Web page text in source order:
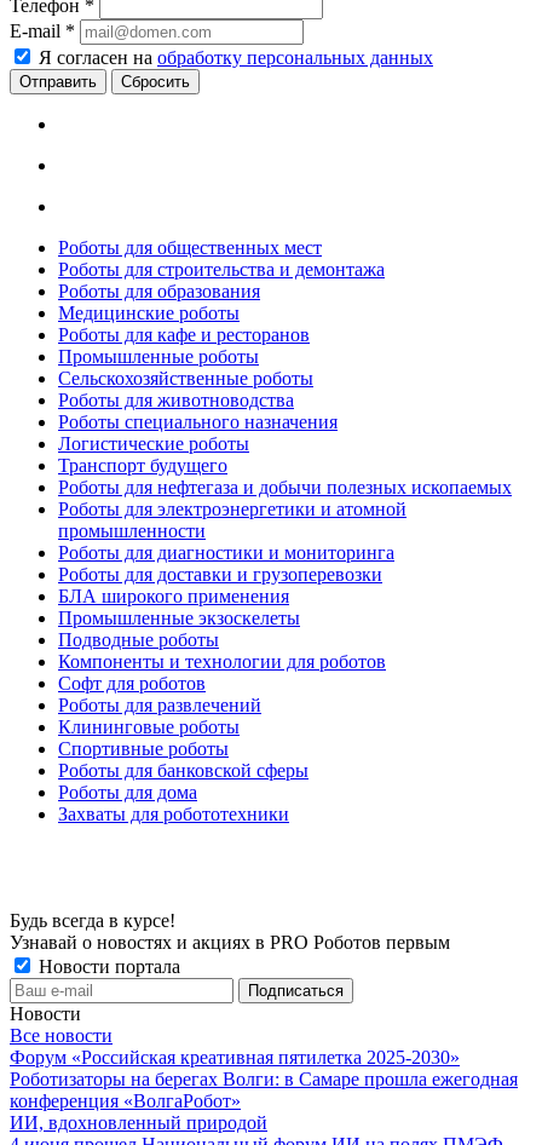
Телефон *
E-mail *
Я согласен на обработку персональных данных
Сбросить
Роботы для общественных мест
Роботы для строительства и демонтажа
Роботы для образования
Медицинские роботы
Роботы для кафе и ресторанов
Промышленные роботы
Сельскохозяйственные роботы
Роботы для животноводства
Роботы специального назначения
Логистические роботы
Транспорт будущего
Роботы для нефтегаза и добычи полезных ископаемых
Роботы для электроэнергетики и атомной
промышленности
Роботы для диагностики и мониторинга
Роботы для доставки и грузоперевозки
БЛА широкого применения
Промышленные экзоскелеты
Подводные роботы
Компоненты и технологии для роботов
Софт для роботов
Роботы для развлечений
Клининговые роботы
Спортивные роботы
Роботы для банковской сферы
Роботы для дома
Захваты для робототехники
Будь всегда в курсе!
Узнавай о новостях и акциях в PRO Роботов первым
Новости портала
Новости
Все новости
Форум «Российская креативная пятилетка 2025-2030»
Роботизаторы на берегах Волги: в Самаре прошла ежегодная
конференция «ВолгаРобот»
ИИ, вдохновленный природой